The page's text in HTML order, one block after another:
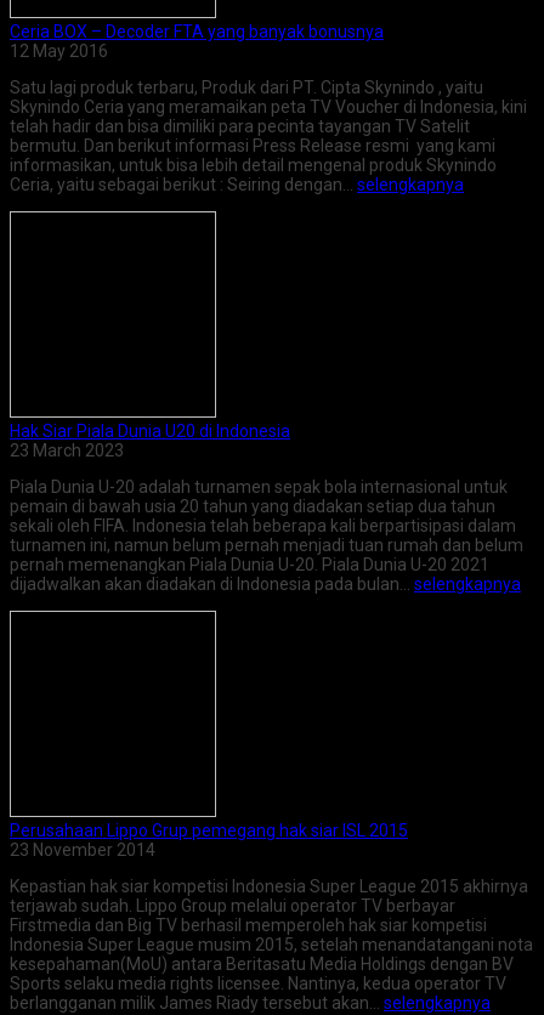
Ceria BOX – Decoder FTA yang banyak bonusnya
12 May 2016
Satu lagi produk terbaru, Produk dari PT. Cipta Skynindo , yaitu
Skynindo Ceria yang meramaikan peta TV Voucher di Indonesia, kini
telah hadir dan bisa dimiliki para pecinta tayangan TV Satelit
bermutu. Dan berikut informasi Press Release resmi yang kami
informasikan, untuk bisa lebih detail mengenal produk Skynindo
Ceria, yaitu sebagai berikut : Seiring dengan… selengkapnya
Hak Siar Piala Dunia U20 di Indonesia
23 March 2023
Piala Dunia U-20 adalah turnamen sepak bola internasional untuk
pemain di bawah usia 20 tahun yang diadakan setiap dua tahun
sekali oleh FIFA. Indonesia telah beberapa kali berpartisipasi dalam
turnamen ini, namun belum pernah menjadi tuan rumah dan belum
pernah memenangkan Piala Dunia U-20. Piala Dunia U-20 2021
dijadwalkan akan diadakan di Indonesia pada bulan… selengkapnya
Perusahaan Lippo Grup pemegang hak siar ISL 2015
23 November 2014
Kepastian hak siar kompetisi Indonesia Super League 2015 akhirnya
terjawab sudah. Lippo Group melalui operator TV berbayar
Firstmedia dan Big TV berhasil memperoleh hak siar kompetisi
Indonesia Super League musim 2015, setelah menandatangani nota
kesepahaman(MoU) antara Beritasatu Media Holdings dengan BV
Sports selaku media rights licensee. Nantinya, kedua operator TV
berlangganan milik James Riady tersebut akan… selengkapnya